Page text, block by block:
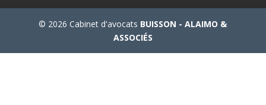
© 2026 Cabinet d'avocats BUISSON - ALAIMO &
ASSOCIÉS